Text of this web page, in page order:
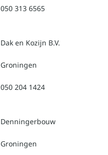
050 313 6565
Dak en Kozijn B.V.
Groningen
050 204 1424
Denningerbouw
Groningen